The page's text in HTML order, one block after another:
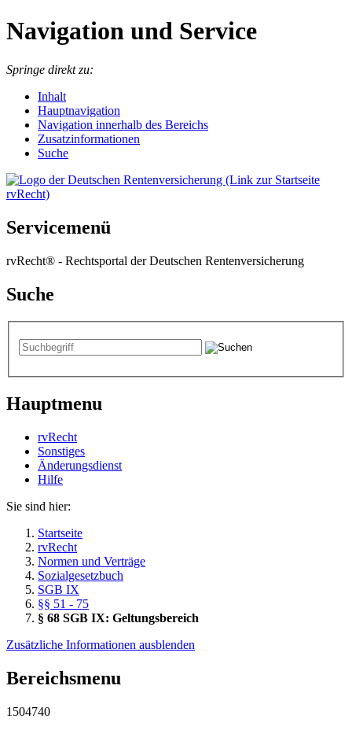
Navigation und Service
Springe direkt zu:
Inhalt
Hauptnavigation
Navigation innerhalb des Bereichs
Zusatzinformationen
Suche
Servicemenü
rvRecht® - Rechtsportal der Deutschen Rentenversicherung
Suche
Hauptmenu
rvRecht
Sonstiges
Änderungsdienst
Hil­fe
Sie sind hier:
Startseite
rvRecht
Normen und Verträge
Sozialgesetzbuch
SGB IX
§§ 51 - 75
§ 68 SGB IX: Geltungsbereich
Zusätzliche Informationen ausblenden
Bereichsmenu
1504740